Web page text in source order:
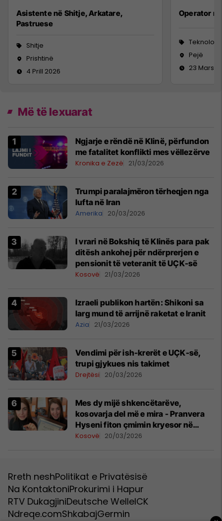
Asistente në Shitje, Arkatare,
Pastruese
Shitje
Prishtinë
4 Prill 2026
Operator
Pejë
23 Mars
Më të lexuarat
Ngjarje e rëndë në Klinë, përfundon
me fatalitet konflikti mes vëllezërve
Kronika e Zezë 21/03/2026
Trumpi paralajmëron tërheqjen nga
lufta në Iran
Amerika 20/03/2026
​I vrari në Bokshiq të Klinës para pak
ditësh ankohej për ndërprerjen e
pensionit të veteranit të UÇK-së
Kosovë 21/03/2026
Izraeli publikon hartën: Shikoni sa
larg mund të arrijnë raketat e Iranit
Azia 21/03/2026
Vendimi për ish-krerët e UÇK-së,
trupi gjykues nis takimet
Drejtësi 20/03/2026
Mes dy mijë shkencëtarëve,
kosovarja del më e mira - Pranvera
Hyseni fiton çmimin kryesor në
konferencën më të madhe për
Kosovë 20/03/2026
Rreth neshPolitikat e Privatësisë
Na KontaktoniProkurimi i Hapur
RTV DukagjiniDeutsche WelleICK
Ndreqe.comShkabajGermin